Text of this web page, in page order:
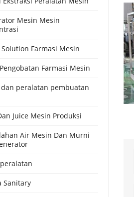
Mesin Mesin
Farmasi Mesin
Farmasi Mesin
peralatan pembuatan
Juice Mesin Produksi
Air Mesin Dan Murni
Sanitary